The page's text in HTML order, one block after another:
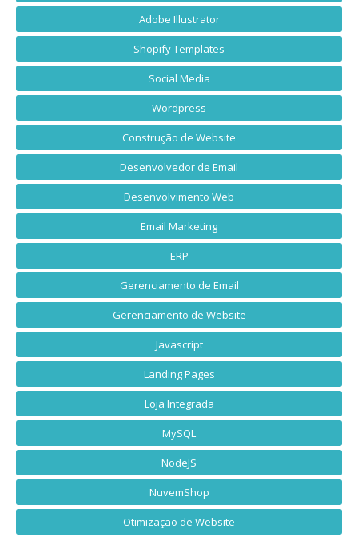
Adobe Illustrator
Shopify Templates
Social Media
Wordpress
Construção de Website
Desenvolvedor de Email
Desenvolvimento Web
Email Marketing
ERP
Gerenciamento de Email
Gerenciamento de Website
Javascript
Landing Pages
Loja Integrada
MySQL
NodeJS
NuvemShop
Otimização de Website